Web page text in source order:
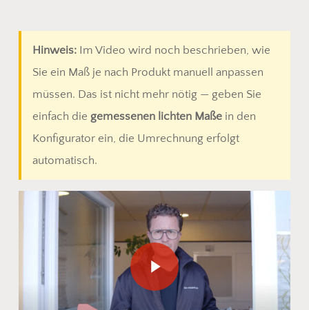
Es befinden sich keine Produkte
im Warenkorb.
Hinweis:Im Video wird noch beschrieben, wie
Sie ein Maß je nach Produkt manuell anpassen
müssen. Das ist nicht mehr nötig — geben Sie
einfach die gemessenen lichten Maßein den
Konfigurator ein, die Umrechnung erfolgt
automatisch.
Play Video